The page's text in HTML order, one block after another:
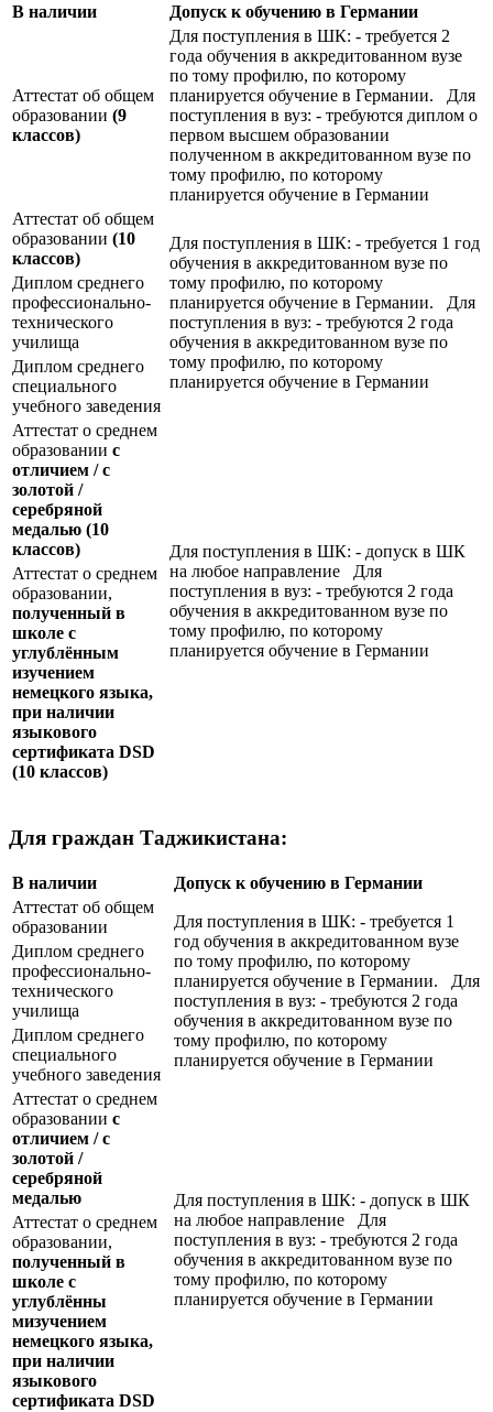
В наличии Допуск к обучению в Германии
Аттестат об общем
образовании (9
классов)
Для поступления в ШК: - требуется 2
года обучения в аккредитованном вузе
по тому профилю, по которому
планируется обучение в Германии. Для
поступления в вуз: - требуются диплом о
первом высшем образовании
полученном в аккредитованном вузе по
тому профилю, по которому
планируется обучение в Германии
Аттестат об общем
образовании (10
классов)
Для поступления в ШК: - требуется 1 год
обучения в аккредитованном вузе по
тому профилю, по которому
планируется обучение в Германии. Для
поступления в вуз: - требуются 2 года
обучения в аккредитованном вузе по
тому профилю, по которому
планируется обучение в Германии
Диплом среднего
профессионально-
технического
училища
Диплом среднего
специального
учебного заведения
Аттестат о среднем
образовании с
отличием / с
золотой /
серебряной
медалью (10
классов)
Для поступления в ШК: - допуск в ШК
на любое направление Для
поступления в вуз: - требуются 2 года
обучения в аккредитованном вузе по
тому профилю, по которому
планируется обучение в Германии
Аттестат о среднем
образовании,
полученный в
школе с
углублённым
изучением
немецкого языка,
при наличии
языкового
сертификата DSD
(10 классов)
Для граждан Таджикистана:
В наличии
Допуск к обучению в Германии
Аттестат об общем
образовании
Для поступления в ШК: - требуется 1
год обучения в аккредитованном вузе
по тому профилю, по которому
планируется обучение в Германии. Для
поступления в вуз: - требуются 2 года
обучения в аккредитованном вузе по
тому профилю, по которому
планируется обучение в Германии
Диплом среднего
профессионально-
технического
училища
Диплом среднего
специального
учебного заведения
Аттестат о среднем
образовании с
отличием / с
золотой /
серебряной
медалью
Для поступления в ШК: - допуск в ШК
на любое направление Для
поступления в вуз: - требуются 2 года
обучения в аккредитованном вузе по
тому профилю, по которому
планируется обучение в Германии
Аттестат о среднем
образовании,
полученный в
школе с
углублённы
мизучением
немецкого языка,
при наличии
языкового
сертификата DSD